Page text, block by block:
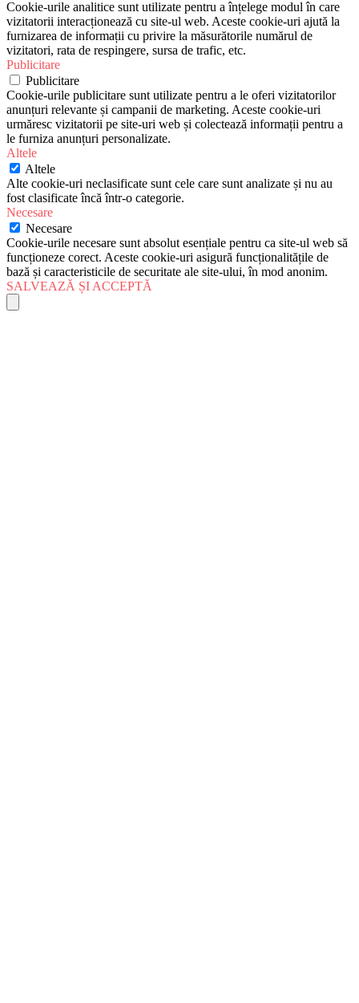
Cookie-urile analitice sunt utilizate pentru a înțelege modul în care
vizitatorii interacționează cu site-ul web. Aceste cookie-uri ajută la
furnizarea de informații cu privire la măsurătorile numărul de
vizitatori, rata de respingere, sursa de trafic, etc.
Publicitare
Publicitare
Cookie-urile publicitare sunt utilizate pentru a le oferi vizitatorilor
anunțuri relevante și campanii de marketing. Aceste cookie-uri
urmăresc vizitatorii pe site-uri web și colectează informații pentru a
le furniza anunțuri personalizate.
Altele
Altele
Alte cookie-uri neclasificate sunt cele care sunt analizate și nu au
fost clasificate încă într-o categorie.
Necesare
Necesare
Cookie-urile necesare sunt absolut esențiale pentru ca site-ul web să
funcționeze corect. Aceste cookie-uri asigură funcționalitățile de
bază și caracteristicile de securitate ale site-ului, în mod anonim.
SALVEAZĂ ȘI ACCEPTĂ